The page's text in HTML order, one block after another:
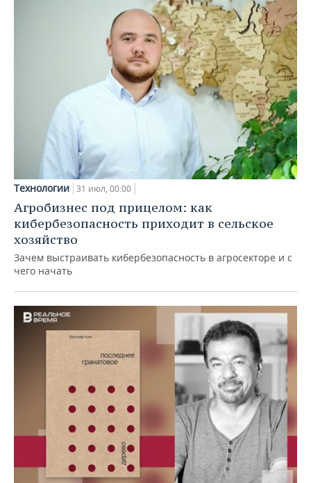
Технологии 31 июл, 00:00
Агробизнес под прицелом: как
кибербезопасность приходит в сельское
хозяйство
Зачем выстраивать кибербезопасность в агросекторе и с
чего начать